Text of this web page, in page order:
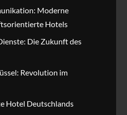
Moderne
Hotels
Die Zukunft des
Revolution im
Hotel Deutschlands